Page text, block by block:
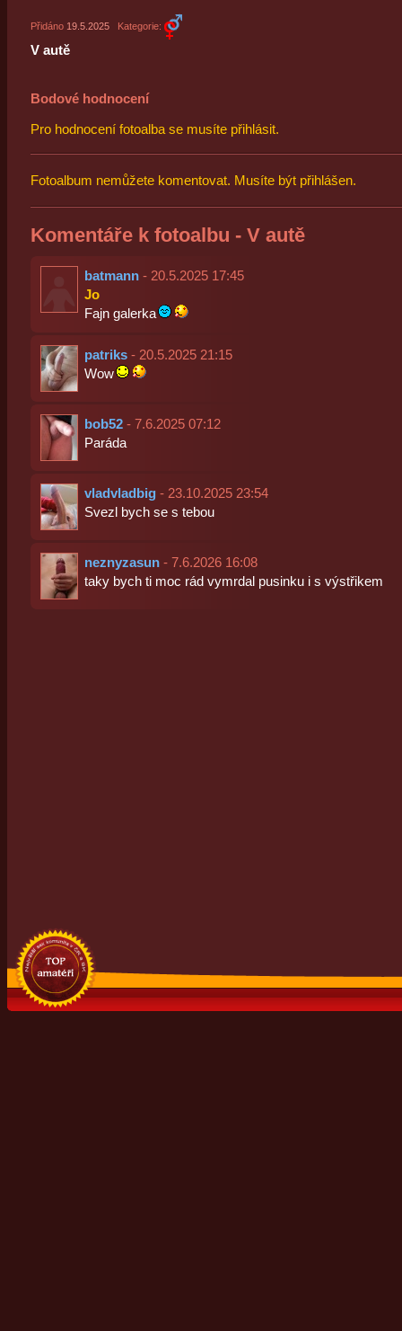
Přidáno 19.5.2025 Kategorie:
V autě
Bodové hodnocení
Pro hodnocení fotoalba se musíte přihlásit.
Fotoalbum nemůžete komentovat. Musíte být přihlášen.
Komentáře k fotoalbu - V autě
batmann- 20.5.2025 17:45
Jo
Fajn galerka
patriks- 20.5.2025 21:15
Wow
bob52- 7.6.2025 07:12
Paráda
vladvladbig- 23.10.2025 23:54
Svezl bych se s tebou
neznyzasun- 7.6.2026 16:08
taky bych ti moc rád vymrdal pusinku i s výstřikem